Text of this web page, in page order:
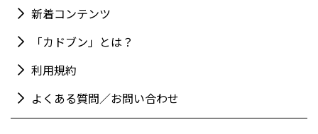
新着コンテンツ
「カドブン」とは？
利用規約
よくある質問／お問い合わせ